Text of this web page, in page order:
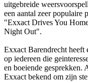
uitgebreide
een aantal zeer populaire
"Exxact Drives You
Night Out".
Exxact Barendrecht heeft
op iedereen die
en boeiende gesprekken.
Exxact bekend om zijn